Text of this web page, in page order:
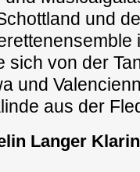
und
sich von der
und
aus der
Langer